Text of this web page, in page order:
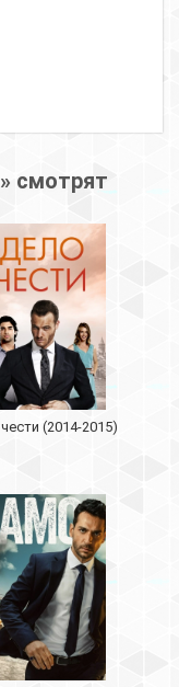
смотрят
(2014-2015)